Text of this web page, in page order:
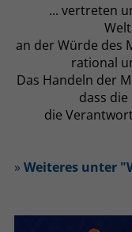
... vertreten
an der Würde des
rational
Das Handeln der
dass
die
» Weiteres unter